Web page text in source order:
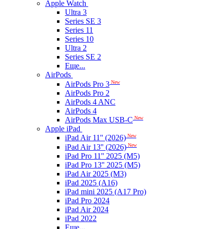
Apple Watch
Ultra 3
Series SE 3
Series 11
Series 10
Ultra 2
Series SE 2
Еще...
AirPods
AirPods Pro 3 New
AirPods Pro 2
AirPods 4 ANC
AirPods 4
AirPods Max USB-C New
Apple iPad
iPad Air 11'' (2026) New
iPad Air 13'' (2026) New
iPad Pro 11'' 2025 (M5)
iPad Pro 13'' 2025 (M5)
iPad Air 2025 (M3)
iPad 2025 (A16)
iPad mini 2025 (A17 Pro)
iPad Pro 2024
iPad Air 2024
iPad 2022
Еще...